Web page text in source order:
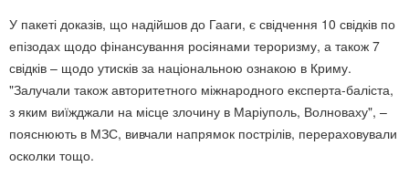
У пакеті доказів, що надійшов до Гааги, є свідчення 10 свідків по
епізодах щодо фінансування росіянами тероризму, а також 7
свідків – щодо утисків за національною ознакою в Криму.
"Залучали також авторитетного міжнародного експерта-баліста,
з яким виїжджали на місце злочину в Маріуполь, Волноваху", –
пояснюють в МЗС, вивчали напрямок пострілів, перераховували
осколки тощо.